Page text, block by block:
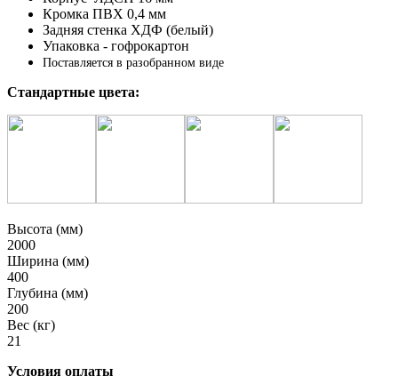
Кромка ПВХ 0,4 мм
Задняя стенка ХДФ (белый)
Упаковка - гофрокартон
Поставляется в разобранном виде
Стандартные цвета:
Высота (мм)
2000
Ширина (мм)
400
Глубина (мм)
200
Вес (кг)
21
Условия оплаты